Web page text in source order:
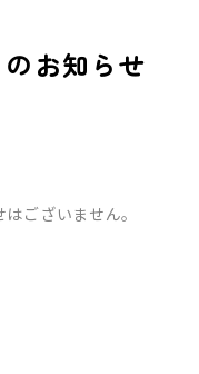
お知らせ
ございません。